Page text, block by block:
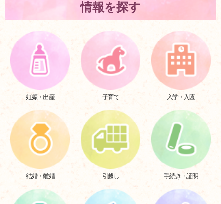
ふるさと納税のご案内
村山市へ移住・定住を希望される方へ
子育てスマイルプロジェクト
子育てカレンダー
情報を探す
妊娠・出産 子育て 入学・入園
結婚・離婚 引越し 手続き・証明